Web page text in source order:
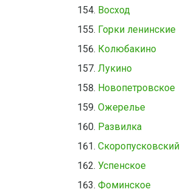
Восход
Горки ленинские
Колюбакино
Лукино
Новопетровское
Ожерелье
Развилка
Скоропусковский
Успенское
Фоминское